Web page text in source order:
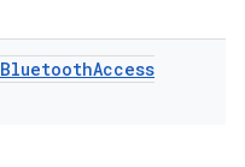
BluetoothAccess